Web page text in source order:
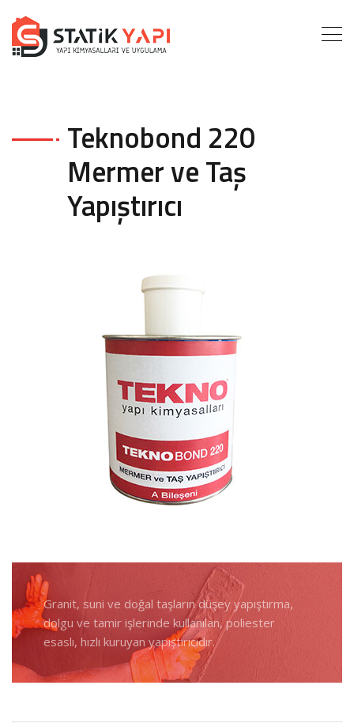
Teknobond 220
Mermer ve Taş
Yapıştırıcı
Granit, suni ve doğal taşların düşey yapıştırma,
dolgu ve tamir işlerinde kullanılan, poliester
esaslı, hızlı kuruyan yapıştırıcıdır.